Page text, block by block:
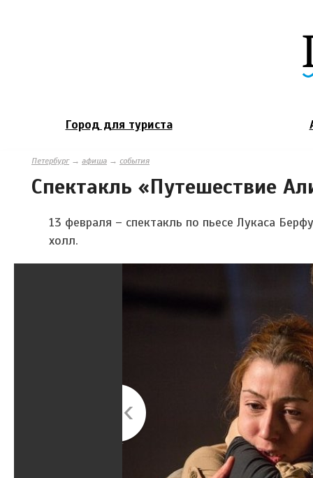
Город для туриста
Петербург→ афиша → события
Спектакль «Путешествие
13 февраля – спектакль по пьесе Лукаса
холл.